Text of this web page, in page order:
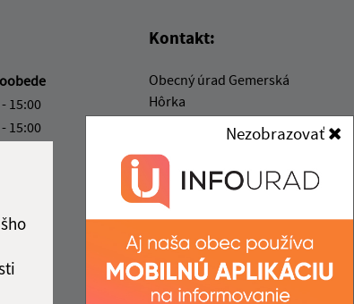
Nezobrazovať
15:00
15:00
13:00
Kontakt:
Obecný úrad Gemerská
Hôrka
Gemerská Hôrka 151
049 12 Gemerská Hôrka
obec@gemerskahorka.eu
+421 58 7921 225
IČO: 00328219